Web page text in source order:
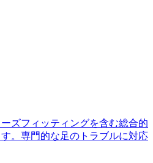
ズフィッティングを含む総合的
。専門的な足のトラブルに対応